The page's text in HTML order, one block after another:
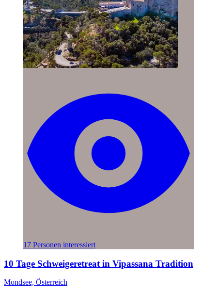
17 Personen interessiert
10 Tage Schweigeretreat in Vipassana Tradition
Mondsee, Österreich